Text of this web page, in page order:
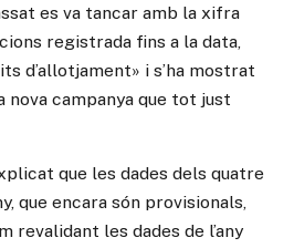
es va tancar amb la xifra
registrada fins a la data,
d’allotjament» i s’ha mostrat
campanya que tot just
que les dades dels quatre
que encara són provisionals,
revalidant les dades de l’any